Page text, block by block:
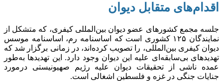
اقدام‌های متقابل دیوان
جلسه مجمع کشور‌های عضو دیوان بین‌المللی کیفری، که متشکل از
نمایندگان ۱۲۵ کشوری است که اساسنامه رم، اساسنامه موسس
دیوان کیفری بین‌المللی، را تصویب کرده‌اند، در زمانی برگزار شد که
تهدید‌های بی‌سابقه‌ای علیه این دیوان وجود دارد. این تهدید‌ها به‌طور
عمده ناشی از تحقیقات دیوان علیه رژیم صهیونیستی درمورد
جنایات جنگی در غزه و فلسطین اشغالی است.